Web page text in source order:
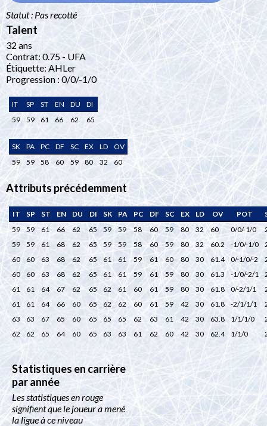
Statut : Pas recotté
Talent
32 ans
Contrat: 0.75 - UFA
Étiquette: AHLer
Progression : 0/0/-1/0
IT SP ST EN DU
DI
59
59 61 66 62 65
SK PA PC DF SC EX LD
OV
59
59 58 60 59 80 32 60
Attributs précédemment
IT SP ST EN DU DI SK PA PC DF SC EX LD OV POT
59
59 61 66 62 65 59 59 58 60 59 80 32 60 0/0/-1/0
59
59 61 68 62 65 59 59 58 60 59 80 32 60.2 -1/0/-1/0
60
60 63 68 62 65 61 61 59 61 60 80 30 61.4 0/-1/0/-2
60
60 63 68 62 65 61 61 59 61 59 80 30 61.3 -1/0/-2/1
61
61 64 67 62 65 62 61 60 61 59 80 30 61.8 0/-2/1/1
61
61 64 66 60 65 62 62 60 61 59 42 30 61.8 -2/1/1/1
63
63 67 65 60 65 65 65 62 63 61 42 30 63.8 1/1/1/0
62
62 65 64 60 65 63 63 61 62 60 42 30 62.4 1/1/0
Statistiques en carrière
par année
Les statistiques en rouge
signifient que le joueur a mené
la ligue à ce niveau